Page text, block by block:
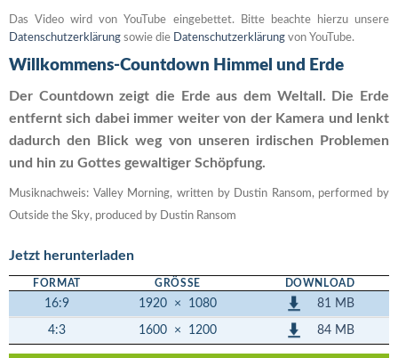
Das Video wird von YouTube eingebettet. Bitte beachte hierzu unsere
Datenschutzerklärung sowie die Datenschutzerklärung von YouTube.
Willkommens-Countdown Himmel und Erde
Der Countdown zeigt die Erde aus dem Weltall. Die Erde
entfernt sich dabei immer weiter von der Kamera und lenkt
dadurch den Blick weg von unseren irdischen Problemen
und hin zu Gottes gewaltiger Schöpfung.
Musiknachweis: Valley Morning, written by Dustin Ransom, performed by
Outside the Sky, produced by Dustin Ransom
Jetzt herunterladen
FORMAT GRÖSSE DOWNLOAD
16:9 1920 × 1080 81 MB
4:3 1600 × 1200 84 MB